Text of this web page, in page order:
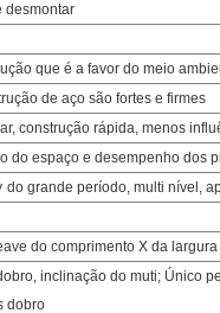
desmontar
que é a favor do meio
de aço são fortes e firmes
construção rápida, menos
do espaço e desempenho dos
do grande período, multi nível,
do comprimento X da
inclinação do muti; Único
dobro